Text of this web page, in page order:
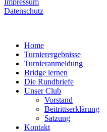
Impressum
Datenschutz
Home
Turnierergebnisse
Turnieranmeldung
Bridge lernen
Die Rundbriefe
Unser Club
Vorstand
Beitrittserklärung
Satzung
Kontakt